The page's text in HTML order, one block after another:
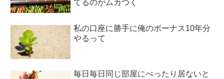
てるのがムカつく
私の口座に勝手に俺のボーナス10年分
やるって
毎日毎日同じ部屋にべったり居ないと